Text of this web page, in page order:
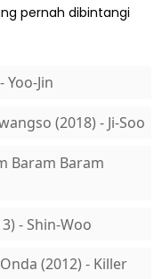
pernah dibintangi
Jin
(2018) - Ji-Soo
Baram Baram
- Shin-Woo
(2012) - Killer